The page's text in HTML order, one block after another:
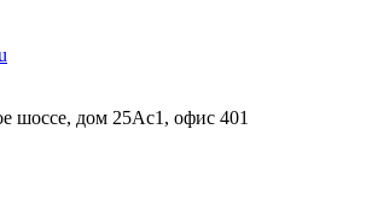
шоссе, дом 25Аc1, офис 401